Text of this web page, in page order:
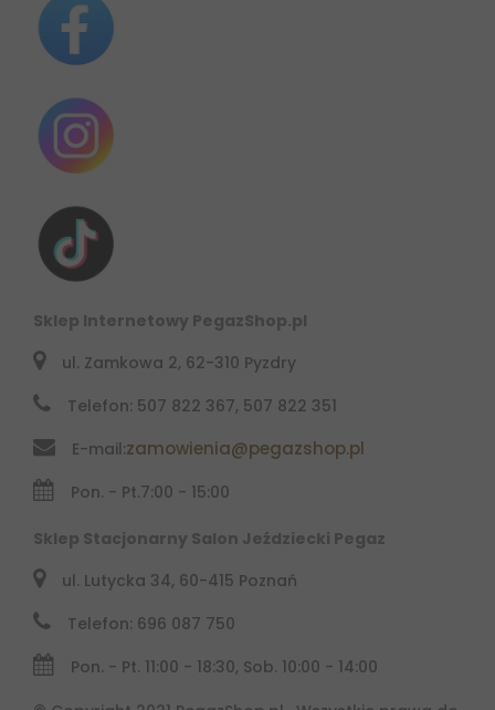
Sklep Internetowy PegazShop.pl
ul. Zamkowa 2, 62-310 Pyzdry
Telefon: 507 822 367, 507 822 351
E-mail:zamowienia@pegazshop.pl
Pon. - Pt.7:00 - 15:00
Sklep Stacjonarny Salon Jeździecki Pegaz
ul. Lutycka 34, 60-415 Poznań
Telefon: 696 087 750
Pon. - Pt. 11:00 - 18:30, Sob. 10:00 - 14:00